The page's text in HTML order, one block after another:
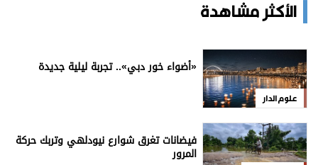
الأكثر مشاهدة
علوم الدار
«أضواء خور دبي».. تجربة ليلية جديدة
فيضانات تغرق شوارع نيودلهي وتربك حركة
المرور